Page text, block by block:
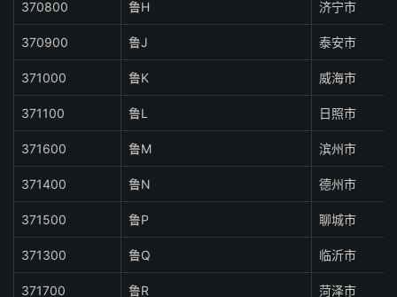
370800 鲁H 济宁市
370900 鲁J 泰安市
371000 鲁K 威海市
371100 鲁L 日照市
371600 鲁M 滨州市
371400 鲁N 德州市
371500 鲁P 聊城市
371300 鲁Q 临沂市
371700 鲁R 菏泽市